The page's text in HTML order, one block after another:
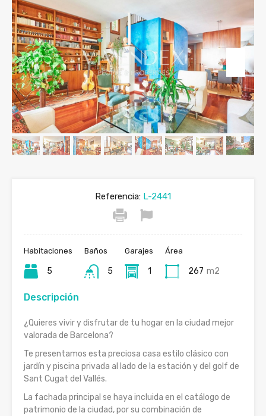
Referencia: L-2441
Habitaciones
5
Baños
5
Garajes
1
Área
267 m2
Descripción
¿Quieres vivir y disfrutar de tu hogar en la ciudad mejor
valorada de Barcelona?
Te presentamos esta preciosa casa estilo clásico con
jardín y piscina privada al lado de la estación y del golf de
Sant Cugat del Vallés.
La fachada principal se haya incluida en el catálogo de
patrimonio de la ciudad, por su combinación de